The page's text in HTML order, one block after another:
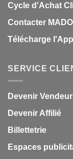
Cycle d'Achat
Contacter
Télécharge
SERVICE
Devenir Vendeur
Devenir Affilié
Billettetrie
Espaces